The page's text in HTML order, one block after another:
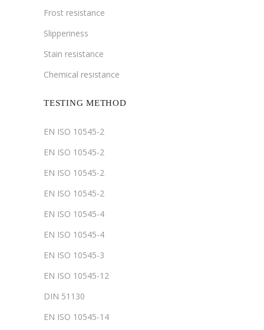
Frost resistance
Slipperiness
Stain resistance
Chemical resistance
TESTING METHOD
EN ISO 10545-2
EN ISO 10545-2
EN ISO 10545-2
EN ISO 10545-2
EN ISO 10545-4
EN ISO 10545-4
EN ISO 10545-3
EN ISO 10545-12
DIN 51130
EN ISO 10545-14